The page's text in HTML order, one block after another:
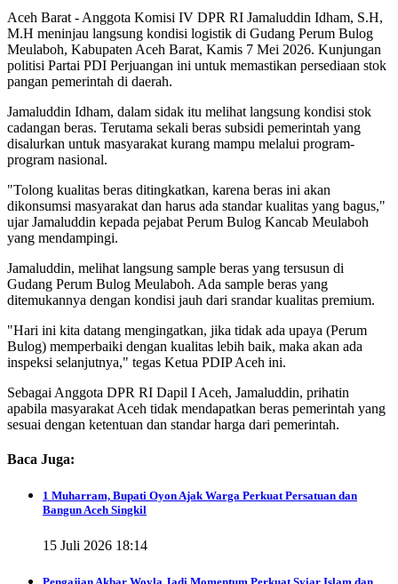
Aceh Barat - Anggota Komisi IV DPR RI Jamaluddin Idham, S.H,
M.H meninjau langsung kondisi logistik di Gudang Perum Bulog
Meulaboh, Kabupaten Aceh Barat, Kamis 7 Mei 2026. Kunjungan
politisi Partai PDI Perjuangan ini untuk memastikan persediaan stok
pangan pemerintah di daerah.
Jamaluddin Idham, dalam sidak itu melihat langsung kondisi stok
cadangan beras. Terutama sekali beras subsidi pemerintah yang
disalurkan untuk masyarakat kurang mampu melalui program-
program nasional.
"Tolong kualitas beras ditingkatkan, karena beras ini akan
dikonsumsi masyarakat dan harus ada standar kualitas yang bagus,"
ujar Jamaluddin kepada pejabat Perum Bulog Kancab Meulaboh
yang mendampingi.
Jamaluddin, melihat langsung sample beras yang tersusun di
Gudang Perum Bulog Meulaboh. Ada sample beras yang
ditemukannya dengan kondisi jauh dari srandar kualitas premium.
"Hari ini kita datang mengingatkan, jika tidak ada upaya (Perum
Bulog) memperbaiki dengan kualitas lebih baik, maka akan ada
inspeksi selanjutnya," tegas Ketua PDIP Aceh ini.
Sebagai Anggota DPR RI Dapil I Aceh, Jamaluddin, prihatin
apabila masyarakat Aceh tidak mendapatkan beras pemerintah yang
sesuai dengan ketentuan dan standar harga dari pemerintah.
Baca Juga:
1 Muharram, Bupati Oyon Ajak Warga Perkuat Persatuan dan
Bangun Aceh Singkil
15 Juli 2026 18:14